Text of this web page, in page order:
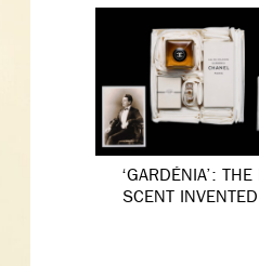
‘GARDÉNIA’:
SCENT